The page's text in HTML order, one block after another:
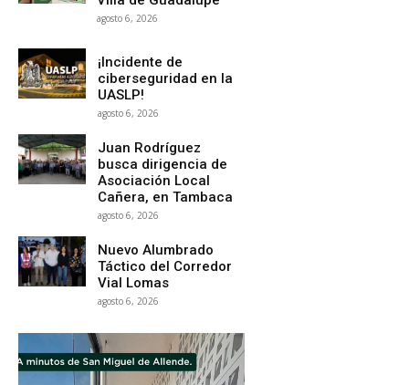
agosto 6, 2026
¡Incidente de
ciberseguridad en la
UASLP!
agosto 6, 2026
Juan Rodríguez
busca dirigencia de
Asociación Local
Cañera, en Tambaca
agosto 6, 2026
Nuevo Alumbrado
Táctico del Corredor
Vial Lomas
agosto 6, 2026